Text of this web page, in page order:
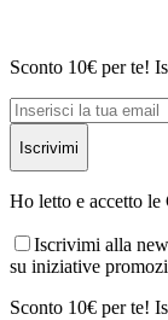
Sconto 10€ per te!
Iscrivimi
Ho letto e accetto
Iscrivimi alla
su iniziative
Sconto 10€ per te!